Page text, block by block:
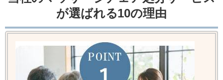
が選ばれる10の理由